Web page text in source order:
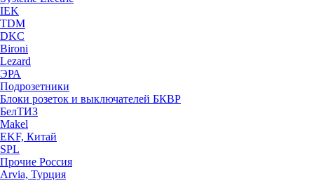
IEK
TDM
DKC
Bironi
Lezard
ЭРА
Подрозетники
Блоки розеток и выключателей БКВР
БелТИЗ
Makel
EKF, Китай
SPL
Прочие Россия
Arvia, Турция